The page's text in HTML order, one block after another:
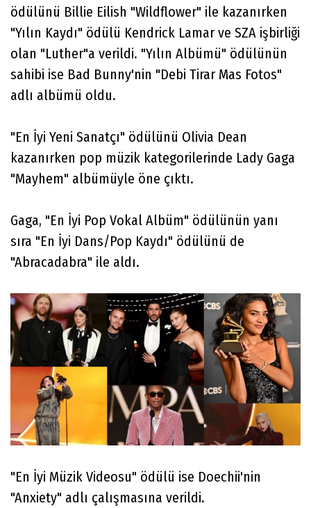
ödülünü Billie Eilish "Wildflower" ile kazanırken
"Yılın Kaydı" ödülü Kendrick Lamar ve SZA işbirliği
olan "Luther"a verildi. "Yılın Albümü" ödülünün
sahibi ise Bad Bunny'nin "Debi Tirar Mas Fotos"
adlı albümü oldu.
"En İyi Yeni Sanatçı" ödülünü Olivia Dean
kazanırken pop müzik kategorilerinde Lady Gaga
"Mayhem" albümüyle öne çıktı.
Gaga, "En İyi Pop Vokal Albüm" ödülünün yanı
sıra "En İyi Dans/Pop Kaydı" ödülünü de
"Abracadabra" ile aldı.
"En İyi Müzik Videosu" ödülü ise Doechii'nin
"Anxiety" adlı çalışmasına verildi.